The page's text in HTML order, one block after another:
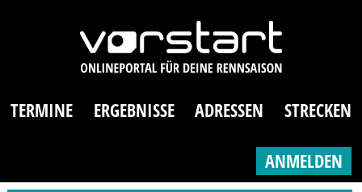
TERMINE ERGEBNISSE ADRESSEN STRECKEN
ANMELDEN